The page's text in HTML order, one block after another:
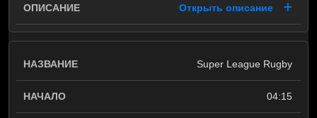
Открыть описание
Super League Rugby
04:15